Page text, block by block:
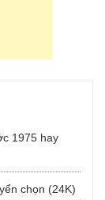
1975 hay
chọn (24K)